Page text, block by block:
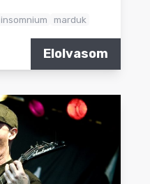
insomnium marduk
Elolvasom